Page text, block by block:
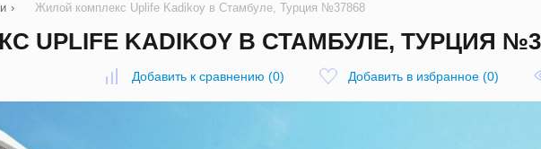
› Жилой комплекс Uplife Kadikoy в Стамбуле, Турция №37868
UPLIFE KADIKOY В СТАМБУЛЕ, ТУРЦИЯ
Добавить к сравнению (0) Добавить в избранное (0)